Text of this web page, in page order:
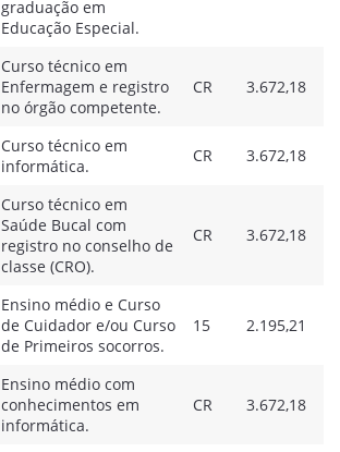
graduação em
Educação Especial.
Curso técnico em
Enfermagem e registro
no órgão competente.
CR 3.672,18
Curso técnico em
informática.
CR 3.672,18
Curso técnico em
Saúde Bucal com
registro no conselho de
classe (CRO).
CR 3.672,18
Ensino médio e Curso
de Cuidador e/ou Curso
de Primeiros socorros.
15 2.195,21
Ensino médio com
conhecimentos em
informática.
CR 3.672,18